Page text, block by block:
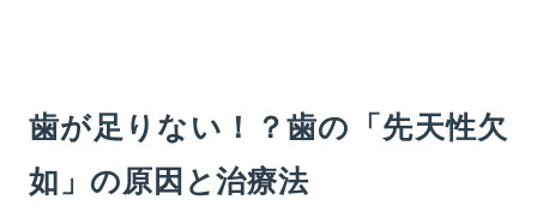
歯が足りない！？歯の「先天性欠
如」の原因と治療法